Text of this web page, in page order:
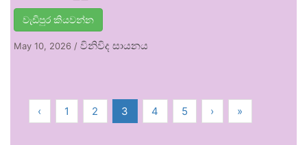
වැඩිපුර කියවන්න
May 10, 2026 / විනිවිද සායනය
‹ 1 2 3 4 5 › »